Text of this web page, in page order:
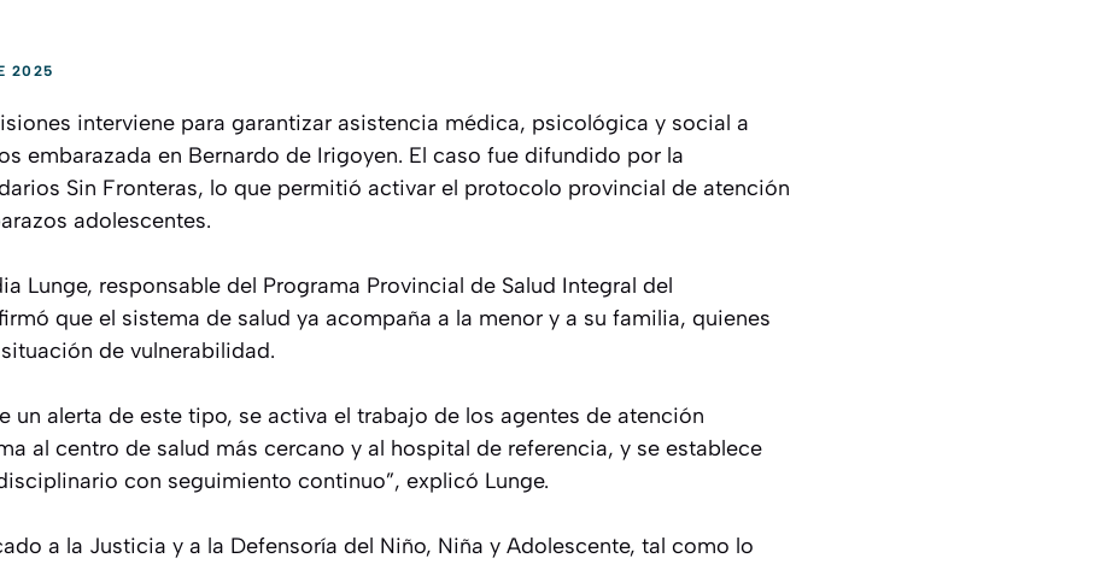
2025
interviene para garantizar asistencia médica, psicológica y social a
embarazada en Bernardo de Irigoyen. El caso fue difundido por la
Sin Fronteras, lo que permitió activar el protocolo provincial de atención
adolescentes.
Lunge, responsable del Programa Provincial de Salud Integral del
que el sistema de salud ya acompaña a la menor y a su familia, quienes
de vulnerabilidad.
un alerta de este tipo, se activa el trabajo de los agentes de atención
al centro de salud más cercano y al hospital de referencia, y se establece
con seguimiento continuo”, explicó Lunge.
a la Justicia y a la Defensoría del Niño, Niña y Adolescente, tal como lo